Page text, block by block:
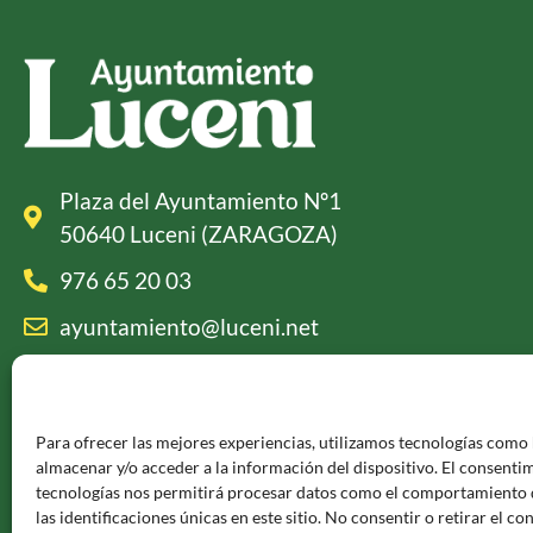
Para ofrecer las mejores experiencias, utilizamos tecnologías como
almacenar y/o acceder a la información del dispositivo. El
tecnologías nos permitirá procesar datos como el comportamiento
las identificaciones únicas en este sitio. No consentir o retirar el
Plaza del Ayuntamiento Nº1
50640 Luceni (ZARAGOZA)
976 65 20 03
ayuntamiento@luceni.net
Política de privacidad y aviso legal
Política de cookies